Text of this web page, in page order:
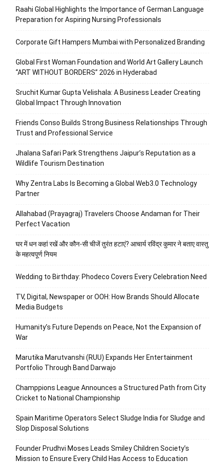
Raahi Global Highlights the Importance of German Language
Preparation for Aspiring Nursing Professionals
Corporate Gift Hampers Mumbai with Personalized Branding
Global First Woman Foundation and World Art Gallery Launch
“ART WITHOUT BORDERS” 2026 in Hyderabad
Sruchit Kumar Gupta Velishala: A Business Leader Creating
Global Impact Through Innovation
Friends Conso Builds Strong Business Relationships Through
Trust and Professional Service
Jhalana Safari Park Strengthens Jaipur’s Reputation as a
Wildlife Tourism Destination
Why Zentra Labs Is Becoming a Global Web3.0 Technology
Partner
Allahabad (Prayagraj) Travelers Choose Andaman for Their
Perfect Vacation
घर में धन कहां रखें और कौन-सी चीजें तुरंत हटाएं? आचार्य रविंद्र कुमार ने बताए वास्तु
के महत्वपूर्ण नियम
Wedding to Birthday: Phodeco Covers Every Celebration Need
TV, Digital, Newspaper or OOH: How Brands Should Allocate
Media Budgets
Humanity’s Future Depends on Peace, Not the Expansion of
War
Marutika Marutvanshi (RUU) Expands Her Entertainment
Portfolio Through Band Darwajo
Champpions League Announces a Structured Path from City
Cricket to National Championship
Spain Maritime Operators Select Sludge India for Sludge and
Slop Disposal Solutions
Founder Prudhvi Moses Leads Smiley Children Society’s
Mission to Ensure Every Child Has Access to Education